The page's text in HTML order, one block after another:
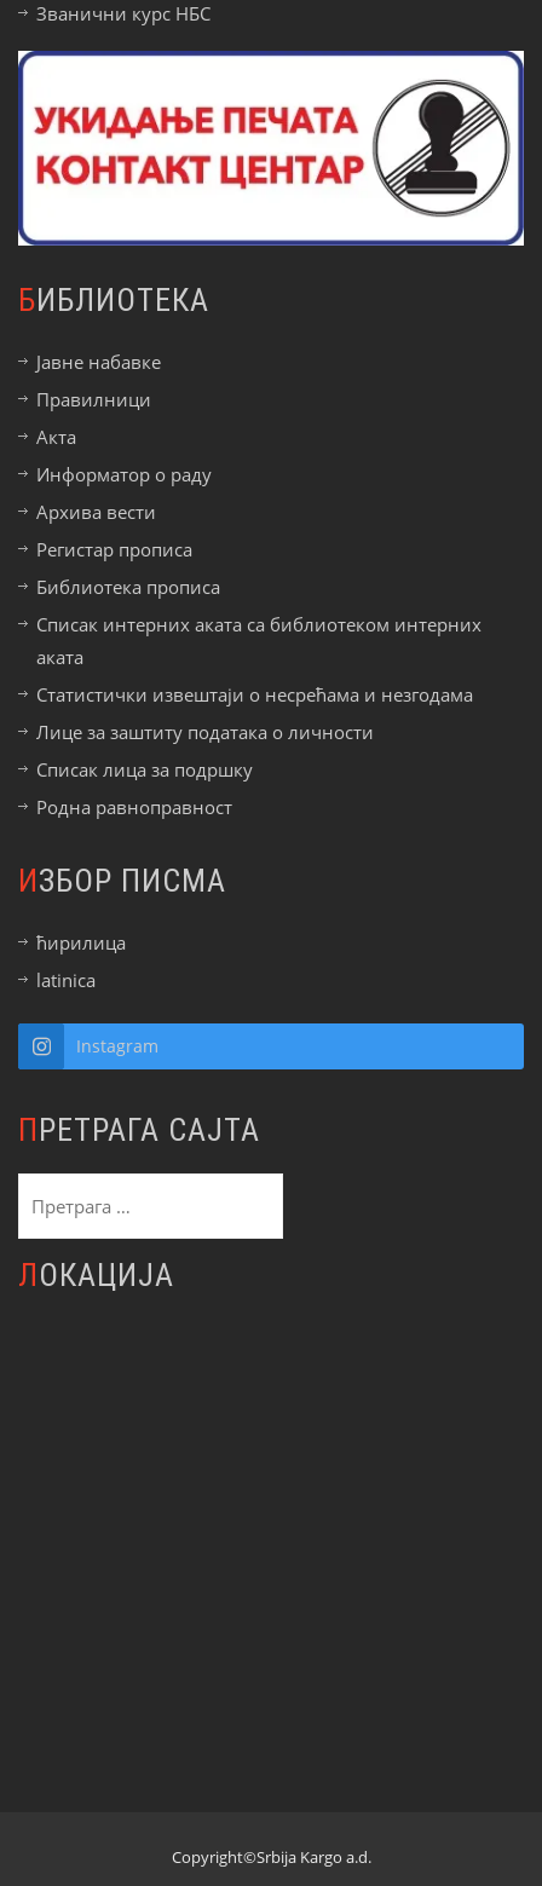
Званични курс НБС
БИБЛИОТЕКА
Јавне набавке
Правилници
Акта
Информатор о раду
Архива вести
Регистар прописа
Библиотека прописа
Списак интерних аката са библиотеком интерних
аката
Статистички извештаји о несрећама и незгодама
Лице за заштиту података о личности
Списак лица за подршку
Родна равноправност
ИЗБОР ПИСМА
ћирилица
latinica
Instagram
ПРЕТРАГА САЈТА
за:
ЛОКАЦИЈА
Copyright©Srbija Kargo a.d.